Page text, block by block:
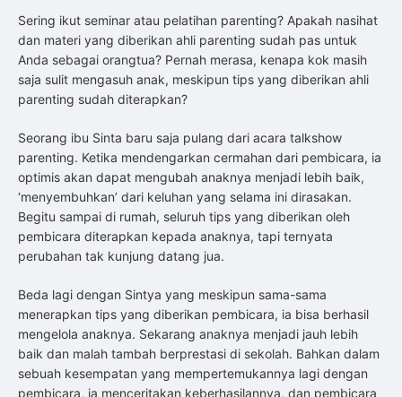
Sering ikut seminar atau pelatihan parenting? Apakah nasihat
dan materi yang diberikan ahli parenting sudah pas untuk
Anda sebagai orangtua? Pernah merasa, kenapa kok masih
saja sulit mengasuh anak, meskipun tips yang diberikan ahli
parenting sudah diterapkan?
Seorang ibu Sinta baru saja pulang dari acara talkshow
parenting. Ketika mendengarkan cermahan dari pembicara, ia
optimis akan dapat mengubah anaknya menjadi lebih baik,
‘menyembuhkan’ dari keluhan yang selama ini dirasakan.
Begitu sampai di rumah, seluruh tips yang diberikan oleh
pembicara diterapkan kepada anaknya, tapi ternyata
perubahan tak kunjung datang jua.
Beda lagi dengan Sintya yang meskipun sama-sama
menerapkan tips yang diberikan pembicara, ia bisa berhasil
mengelola anaknya. Sekarang anaknya menjadi jauh lebih
baik dan malah tambah berprestasi di sekolah. Bahkan dalam
sebuah kesempatan yang mempertemukannya lagi dengan
pembicara, ia menceritakan keberhasilannya, dan pembicara